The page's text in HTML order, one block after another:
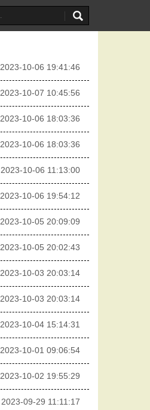
2023-10-06 19:41:46
2023-10-07 10:45:56
2023-10-06 18:03:36
2023-10-06 18:03:36
2023-10-06 11:13:00
2023-10-06 19:54:12
2023-10-05 20:09:09
2023-10-05 20:02:43
2023-10-03 20:03:14
2023-10-03 20:03:14
2023-10-04 15:14:31
2023-10-01 09:06:54
2023-10-02 19:55:29
2023-09-29 11:11:17